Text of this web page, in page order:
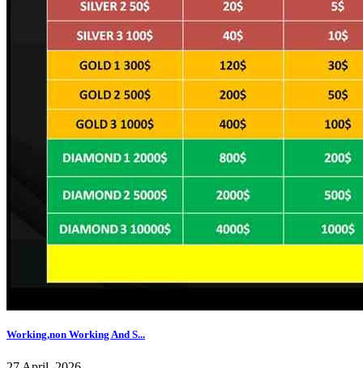
Working,non Working And S...